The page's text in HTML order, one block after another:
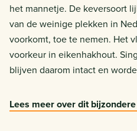
het mannetje. De keversoort
van de weinige plekken in
voorkomt, toe te nemen. Het
voorkeur in eikenhakhout.
blijven daarom intact en
Lees meer over dit